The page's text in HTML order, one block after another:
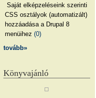
Saját elképzeléseink szerinti
CSS osztályok (automatizált)
hozzáadása a Drupal 8
menüihez(0)
tovább»
Könyvajánló